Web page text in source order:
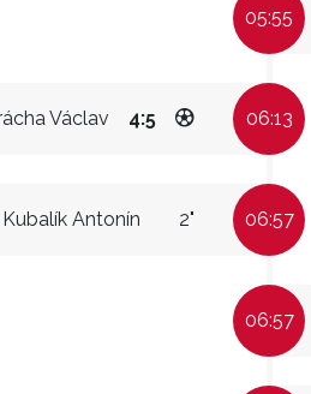
05:55
Václav 4:5 06:13
Kubalík Antonín 2" 06:57
06:57